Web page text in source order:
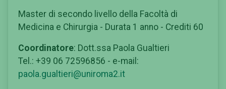
Master di secondo livello della Facoltà di
Medicina e Chirurgia - Durata 1 anno - Crediti 60
Coordinatore: Dott.ssa Paola Gualtieri
Tel.: +39 06 72596856 - e-mail:
paola.gualtieri@uniroma2.it